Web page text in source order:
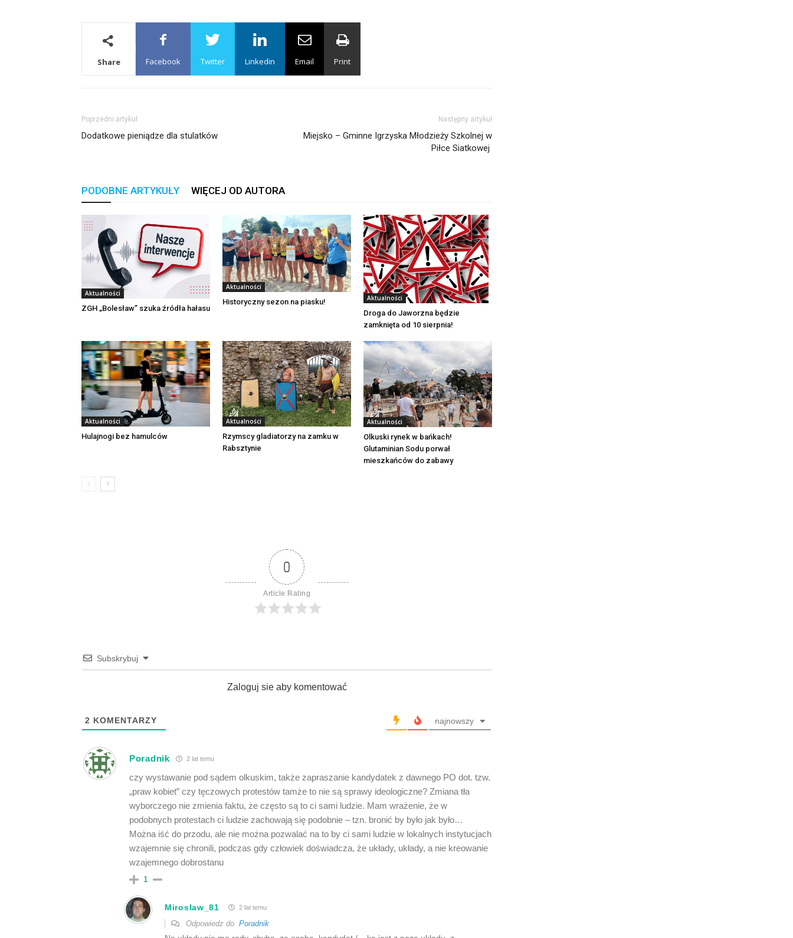
Share Facebook Twitter Linkedin Email Print
Poprzedni artykuł
Dodatkowe pieniądze dla stulatków
Następny artykuł
Miejsko – Gminne Igrzyska Młodzieży Szkolnej w
Piłce Siatkowej
PODOBNE ARTYKUŁY WIĘCEJ OD AUTORA
Aktualności
ZGH „Bolesław” szuka źródła hałasu
Aktualności
Historyczny sezon na piasku! Aktualności
Droga do Jaworzna będzie
zamknięta od 10 sierpnia!
Aktualności
Hulajnogi bez hamulców
Aktualności
Rzymscy gladiatorzy na zamku w
Rabsztynie
Aktualności
Olkuski rynek w bańkach!
Glutaminian Sodu porwał
mieszkańców do zabawy
0
Article Rating
Subskrybuj
Zaloguj sie aby komentować
2 KOMENTARZY najnowszy
Poradnik 2 lat temu
czy wystawanie pod sądem olkuskim, także zapraszanie kandydatek z dawnego PO dot. tzw.
„praw kobiet” czy tęczowych protestów tamże to nie są sprawy ideologiczne? Zmiana tła
wyborczego nie zmienia faktu, że często są to ci sami ludzie. Mam wrażenie, że w
podobnych protestach ci ludzie zachowają się podobnie – tzn. bronić by było jak było…
Można iść do przodu, ale nie można pozwalać na to by ci sami ludzie w lokalnych instytucjach
wzajemnie się chronili, podczas gdy człowiek doświadcza, że układy, układy, a nie kreowanie
wzajemnego dobrostanu
1
Miroslaw_81 2 lat temu
Odpowiedz do Poradnik